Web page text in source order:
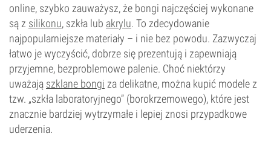
online, szybko zauważysz, że bongi najczęściej wykonane
są z silikonu, szkła lub akrylu. To zdecydowanie
najpopularniejsze materiały – i nie bez powodu. Zazwyczaj
łatwo je wyczyścić, dobrze się prezentują i zapewniają
przyjemne, bezproblemowe palenie. Choć niektórzy
uważają szklane bongi za delikatne, można kupić modele z
tzw. „szkła laboratoryjnego” (borokrzemowego), które jest
znacznie bardziej wytrzymałe i lepiej znosi przypadkowe
uderzenia.